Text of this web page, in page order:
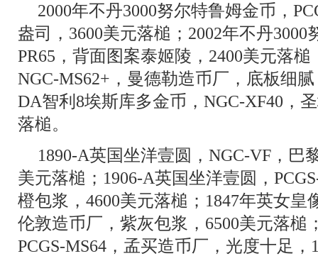
2000年不丹3000努尔特鲁姆金币，
盎司，3600美元落槌；2002年不丹3000
PR65，背面图案泰姬陵，2400美元落
NGC-MS62+，曼德勒造币厂，底板细
DA智利8埃斯库多金币，NGC-XF40，
落槌。
1890-A英国坐洋壹圆，NGC-VF，巴
美元落槌；1906-A英国坐洋壹圆，
橙包浆，4600美元落槌；1847年英女皇
伦敦造币厂，紫灰包浆，6500美元落槌
PCGS-MS64，孟买造币厂，光度十足，